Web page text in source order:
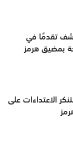
تقدمًا في
بمضيق هرمز
الاعتداءات على